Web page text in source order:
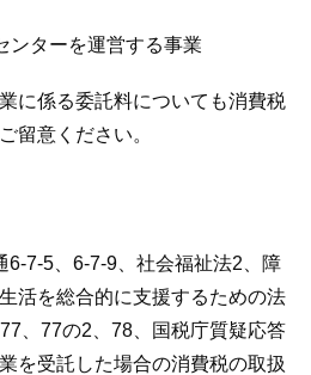
ンターを運営する事業
に係る委託料についても消費税
留意ください。
6-7-5、6-7-9、社会福祉法2、障
活を総合的に支援するための法
、77の2、78、国税庁質疑応答
を受託した場合の消費税の取扱